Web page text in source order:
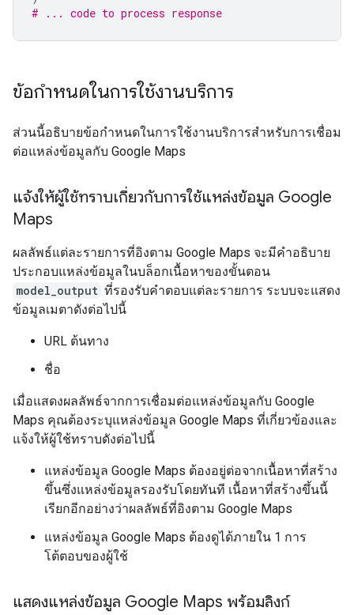
# ... code to process response
ข้อกำหนดในการใช้งานบริการ
ส่วนนี้อธิบายข้อกำหนดในการใช้งานบริการสำหรับการเชื่อม
ต่อแหล่งข้อมูลกับ Google Maps
แจ้งให้ผู้ใช้ทราบเกี่ยวกับการใช้แหล่งข้อมูล Google
Maps
ผลลัพธ์แต่ละรายการที่อิงตาม Google Maps จะมีคำอธิบาย
ประกอบแหล่งข้อมูลในบล็อกเนื้อหาของขั้นตอน
model_output ที่รองรับคำตอบแต่ละรายการ ระบบจะแสดง
ข้อมูลเมตาดังต่อไปนี้
URL ต้นทาง
ชื่อ
เมื่อแสดงผลลัพธ์จากการเชื่อมต่อแหล่งข้อมูลกับ Google
Maps คุณต้องระบุแหล่งข้อมูล Google Maps ที่เกี่ยวข้องและ
แจ้งให้ผู้ใช้ทราบดังต่อไปนี้
แหล่งข้อมูล Google Maps ต้องอยู่ต่อจากเนื้อหาที่สร้าง
ขึ้นซึ่งแหล่งข้อมูลรองรับโดยทันที เนื้อหาที่สร้างขึ้นนี้
เรียกอีกอย่างว่าผลลัพธ์ที่อิงตาม Google Maps
แหล่งข้อมูล Google Maps ต้องดูได้ภายใน 1 การ
โต้ตอบของผู้ใช้
แสดงแหล่งข้อมูล Google Maps พร้อมลิงก์